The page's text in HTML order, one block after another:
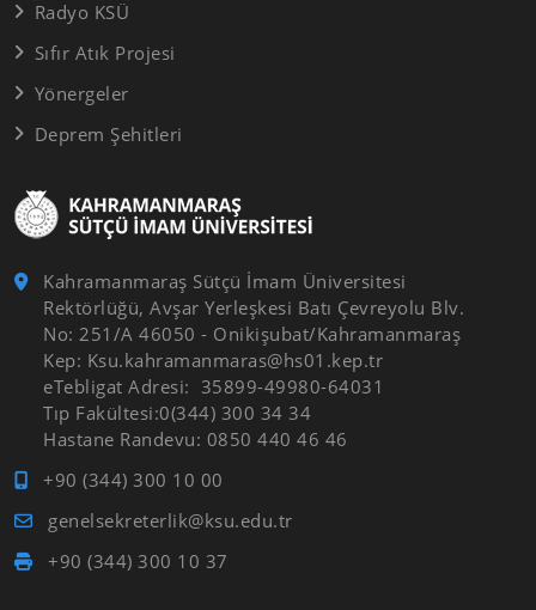
Kahramanmaraş Sütçü İmam Üniversitesi
Rektörlüğü, Avşar Yerleşkesi Batı Çevreyolu Blv.
No: 251/A 46050 - Onikişubat/Kahramanmaraş
Kep: Ksu.kahramanmaras@hs01.kep.tr
eTebligat Adresi: 35899-49980-64031
Tıp Fakültesi:0(344) 300 34 34
Hastane Randevu: 0850 440 46 46
+90 (344) 300 10 00
genelsekreterlik@ksu.edu.tr
+90 (344) 300 10 37
Radyo KSÜ
Sıfır Atık Projesi
Yönergeler
Deprem Şehitleri